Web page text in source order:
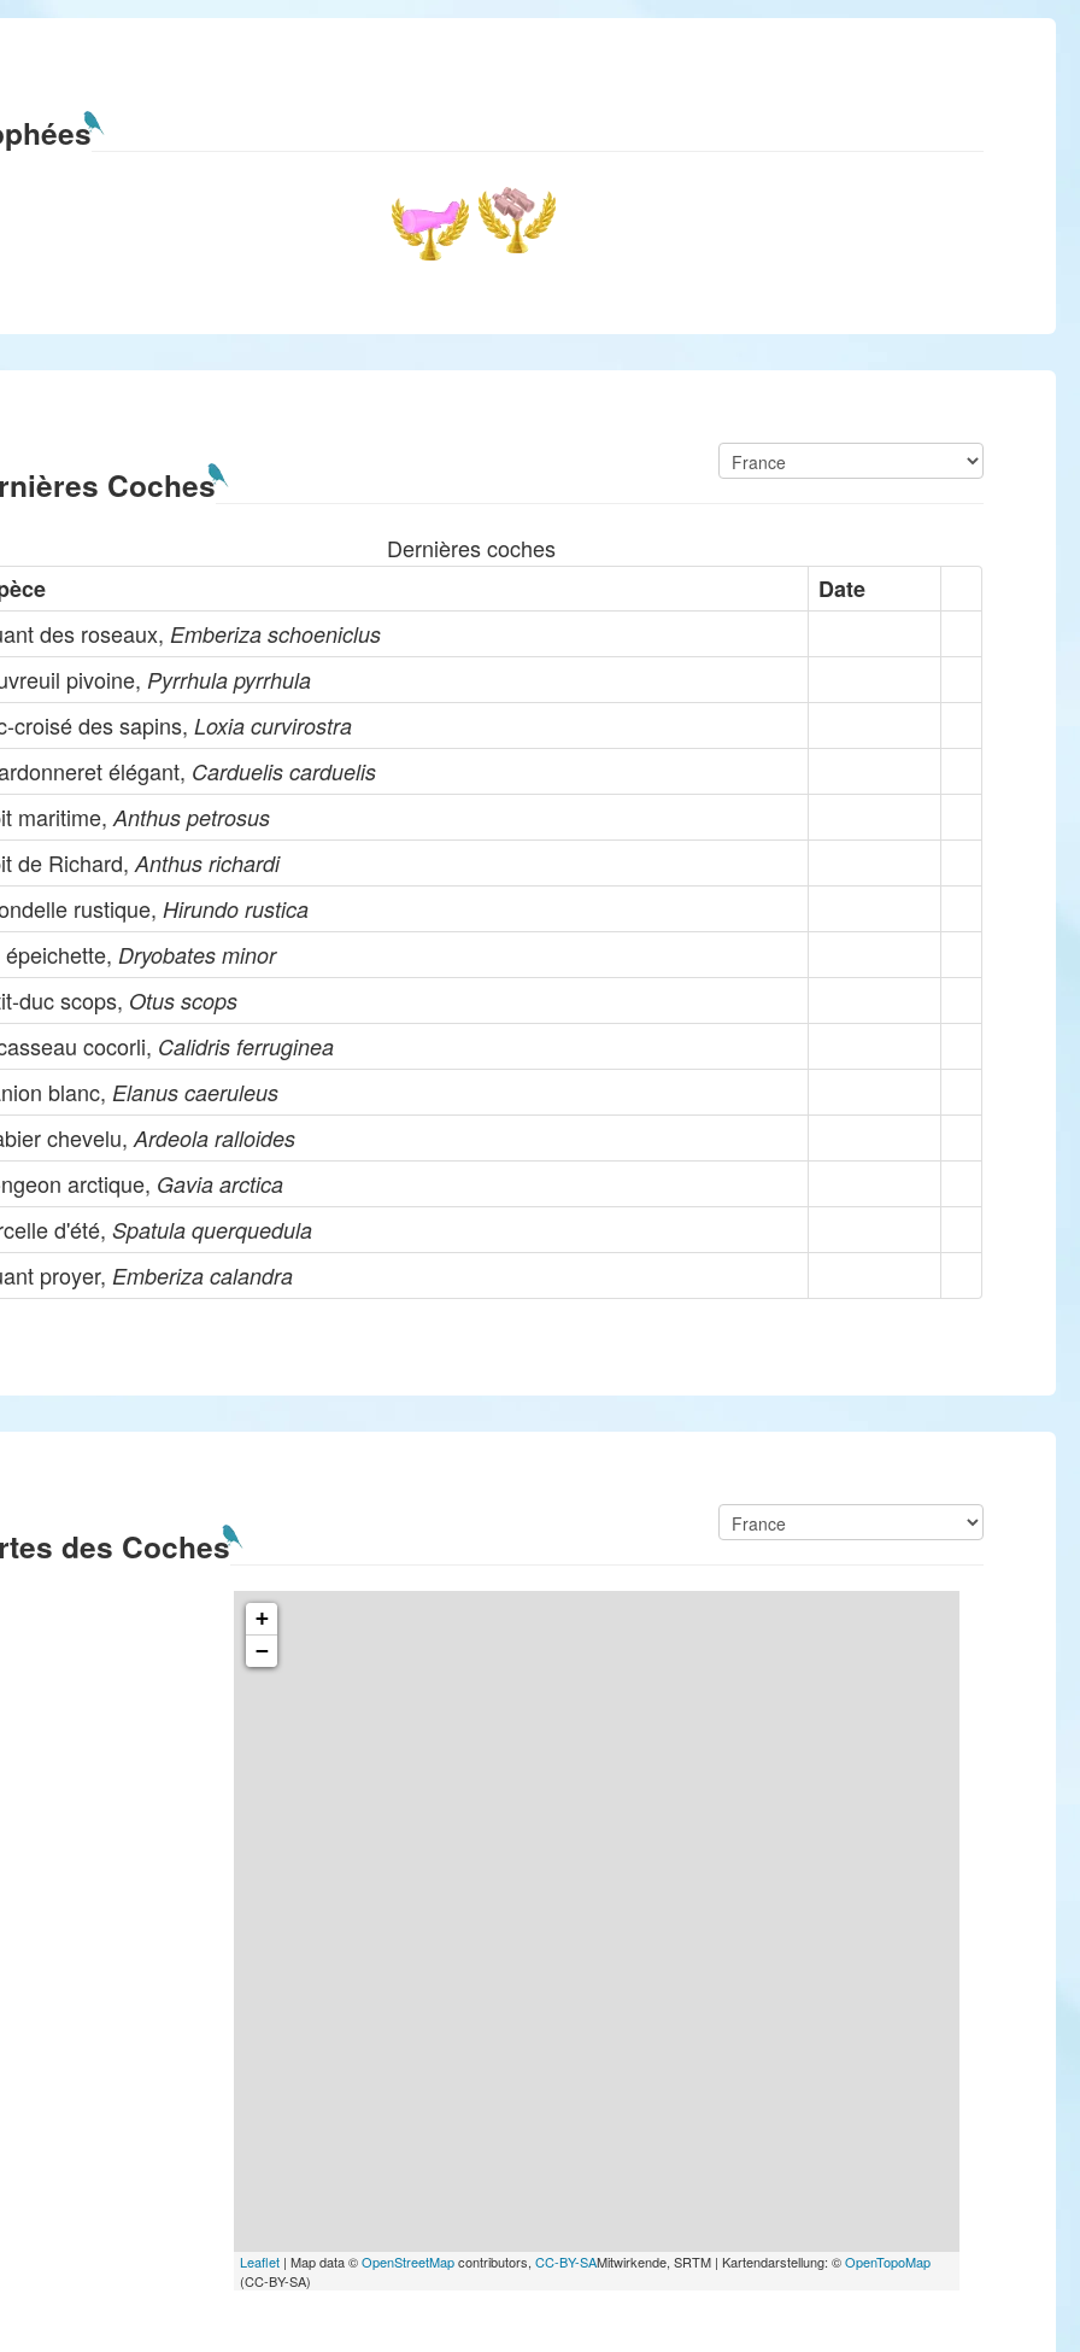
Coches
Dernières coches
Date
des roseaux, Emberiza schoeniclus
pivoine, Pyrrhula pyrrhula
croisé des sapins,Loxia curvirostra
élégant, Carduelis carduelis
maritime,Anthus petrosus
de Richard,Anthus richardi
rustique, Hirundo rustica
épeichette, Dryobates minor
duc scops, Otus scops
cocorli, Calidris ferruginea
blanc, Elanus caeruleus
chevelu,Ardeola ralloides
arctique, Gavia arctica
d'été,Spatula querquedula
proyer, Emberiza calandra
des Coches
+
−
Leaflet| Map data ©OpenStreetMapcontributors, CC-BY-SAMitwirkende, SRTM | Kartendarstellung: ©OpenTopoMap
(CC-BY-SA)